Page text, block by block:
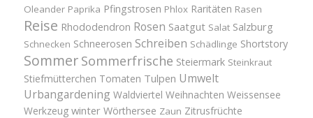
Oleander Paprika Pfingstrosen Phlox Raritäten Rasen
Reise Rhododendron Rosen Saatgut Salat Salzburg
Schnecken Schneerosen Schreiben Schädlinge Shortstory
Sommer Sommerfrische Steiermark Steinkraut
Stiefmütterchen Tomaten Tulpen Umwelt
Urbangardening Waldviertel Weihnachten Weissensee
Werkzeug winter Wörthersee Zaun Zitrusfrüchte